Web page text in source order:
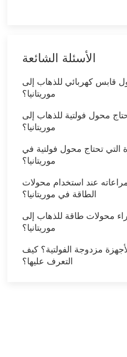
الأسئلة الشائعة
قابس كهربائي للذهاب إلى
موريتانيا؟
محول فولتية للذهاب إلى
موريتانيا؟
التي تحتاج محول فولتية في
موريتانيا؟
عند استخدام محولات
الطاقة في موريتانيا؟
محولات طاقة للذهاب إلى
موريتانيا؟
مزدوجة الفولتية؟ كيف
التعرف عليها؟